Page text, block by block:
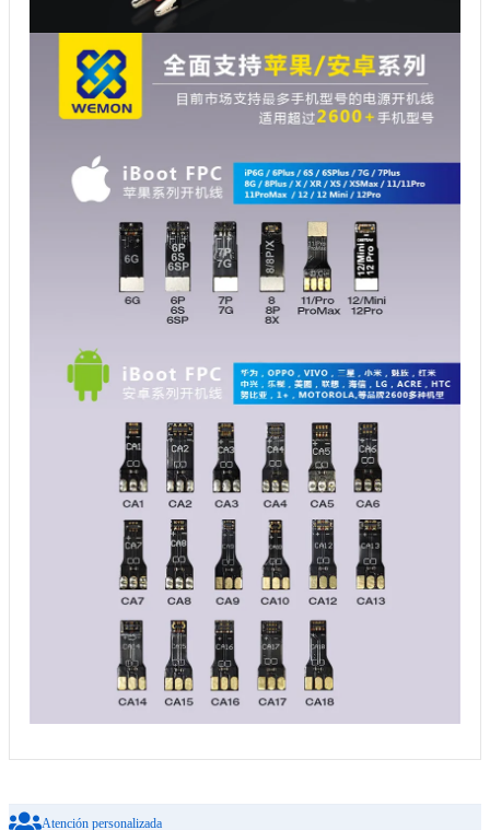
Atención personalizada